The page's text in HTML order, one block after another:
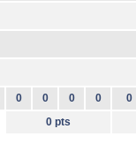
0 0 0 0 0
0 pts